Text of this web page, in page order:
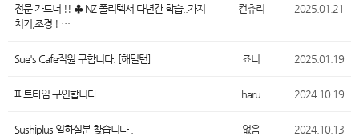
전문 가드너 !! ♣ NZ 폴리텍서 다년간 학습..가지
치기,조경 ! …
컨츄리 2025.01.21
Sue's Cafe직원 구합니다. [해밀턴] 죠니 2025.01.19
파트타임 구인합니다 haru 2024.10.19
Sushiplus 일하실분 찾습니다 . 없음 2024.10.13